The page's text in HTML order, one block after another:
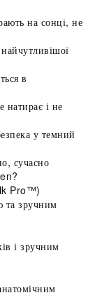
на сонці, не
в
натирає і не
у темний
сучасно
Pro™)
та зручним
і зручним